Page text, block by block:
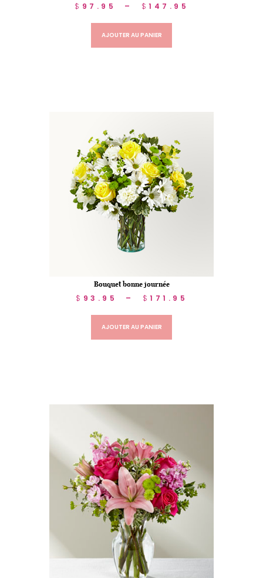
$ 97.95 – $ 147.95
AJOUTER AU PANIER
Bouquet bonne journée
$ 93.95 – $ 171.95
AJOUTER AU PANIER